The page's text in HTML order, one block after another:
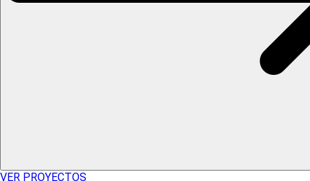
VER PROYECTOS